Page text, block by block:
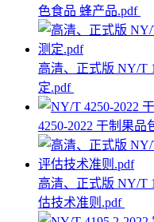
色食品 蜂产品.pdf
高清、正式版 NY/T
定.pdf
4250-2022 干制果
高清、正式版 NY/T
估技术准则.pdf